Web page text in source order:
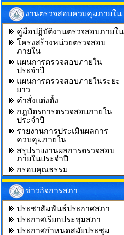
งานตรวจสอบควบคุมภายใน
คู่มือปฏิบัติงานตรวจสอบภายใน
โครงสร้างหน่วยตรวจสอบ
ภายใน
แผนการตรวจสอบภายใน
ประจำปี
แผนการตรวจสอบภายในระยะ
ยาว
คำสั่งแต่งตั้ง
กฎบัตรการตรวจสอบภายใน
ประจำปี
รายงานการประเมินผลการ
ควบคุมภายใน
สรุปรายงานผลการตรวจสอบ
ภายในประจำปี
กรอบคุณธรรม
ข่าวกิจการสภา
ประชาสัมพันธ์ประกาศสภา
ประกาศเรียกประชุมสภา
ประกาศกำหนดสมัยประชุม